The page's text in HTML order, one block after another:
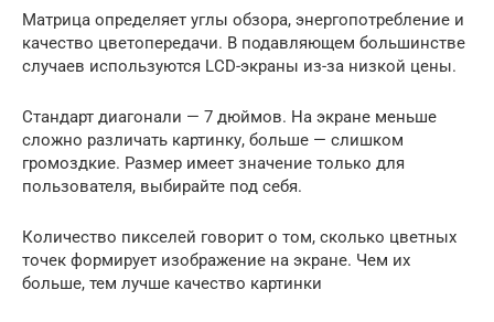
Матрица определяет углы обзора, энергопотребление и
качество цветопередачи. В подавляющем большинстве
случаев используются LCD-экраны из-за низкой цены.
Стандарт диагонали — 7 дюймов. На экране меньше
сложно различать картинку, больше — слишком
громоздкие. Размер имеет значение только для
пользователя, выбирайте под себя.
Количество пикселей говорит о том, сколько цветных
точек формирует изображение на экране. Чем их
больше, тем лучше качество картинки